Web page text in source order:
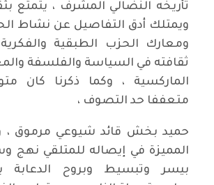
تأريخه النضالي المشرف ، يتمتع
ويمتلك أدق التفاصيل عن نشاط
ومعارك الحزب الطبقية
ثقافته في السياسة والفلسفة
الماركسية ، وكما ذكرنا كان
متعففا حد التصوف ،
حميد بخش قائد شيوعي مرموق ،
المميزة في إيصاله للمتلقي نهج
بيسر وتبسيط وبروح الدعابة